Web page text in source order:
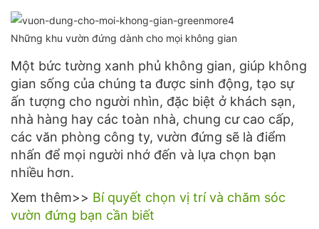
Những khu vườn đứng dành cho mọi không gian
Một bức tường xanh phủ không gian, giúp không
gian sống của chúng ta được sinh động, tạo sự
ấn tượng cho người nhìn, đặc biệt ở khách sạn,
nhà hàng hay các toàn nhà, chung cư cao cấp,
các văn phòng công ty, vườn đứng sẽ là điểm
nhấn để mọi người nhớ đến và lựa chọn bạn
nhiều hơn.
Xem thêm>> Bí quyết chọn vị trí và chăm sóc
vườn đứng bạn cần biết